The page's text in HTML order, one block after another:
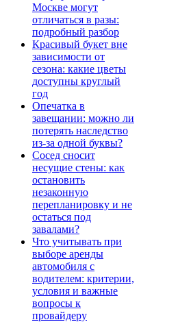
Москве могут
отличаться в разы:
подробный разбор
Красивый букет вне
зависимости от
сезона: какие цветы
доступны круглый
год
Опечатка в
завещании: можно ли
потерять наследство
из-за одной буквы?
Сосед сносит
несущие стены: как
остановить
незаконную
перепланировку и не
остаться под
завалами?
Что учитывать при
выборе аренды
автомобиля с
водителем: критерии,
условия и важные
вопросы к
провайдеру